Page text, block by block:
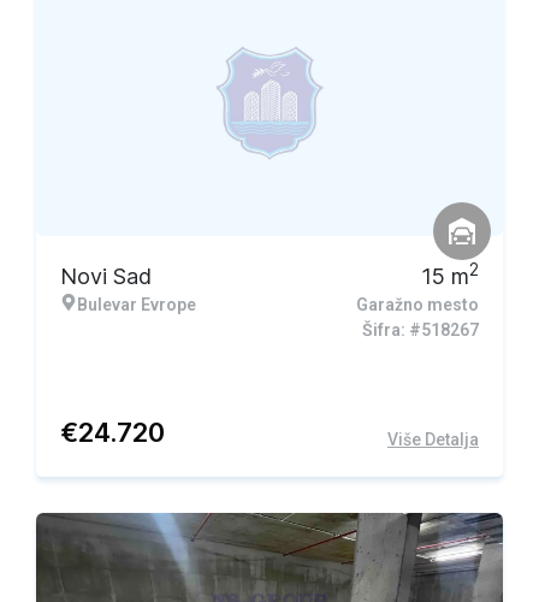
Novi Sad
Bulevar Evrope
15 m2
Garažno mesto
Šifra: #518267
€24.720 Više Detalja